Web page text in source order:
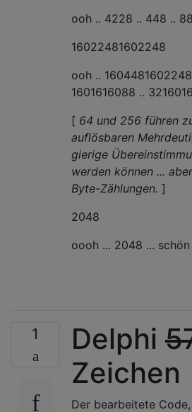
ooh .. 4228 .. 448 ..
16022481602248
ooh ..
1601616088 ..
[ 64 und 256 führen
auflösbaren
gierige
werden können ...
Byte-Zählungen. ]
2048
oooh ... 2048 ... schön
1 Delphi
Zeichen
Der bearbeitete